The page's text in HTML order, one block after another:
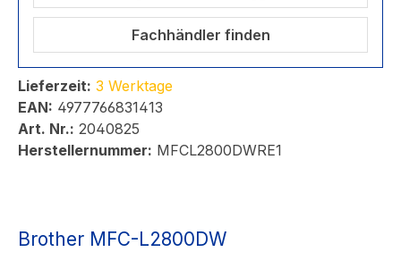
Fachhändler finden
Lieferzeit: 3 Werktage
EAN: 4977766831413
Art. Nr.: 2040825
Herstellernummer: MFCL2800DWRE1
Brother MFC-L2800DW